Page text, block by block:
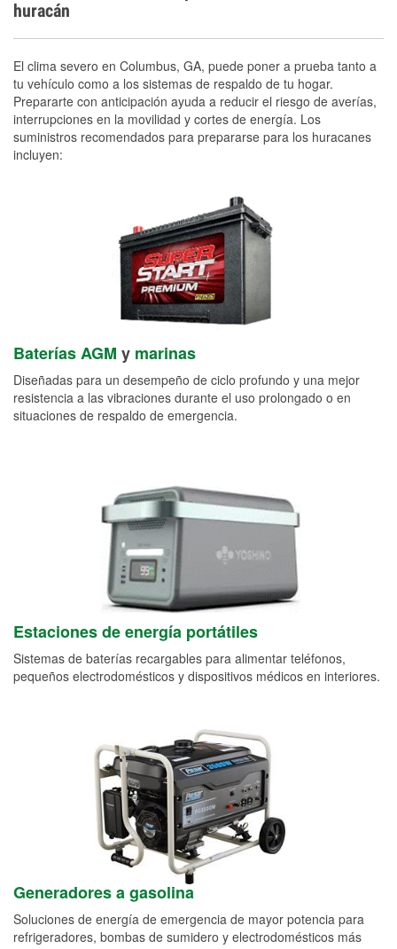
huracán
El clima severo en Columbus, GA, puede poner a prueba tanto a
tu vehículo como a los sistemas de respaldo de tu hogar.
Prepararte con anticipación ayuda a reducir el riesgo de averías,
interrupciones en la movilidad y cortes de energía. Los
suministros recomendados para prepararse para los huracanes
incluyen:
Baterías AGM y marinas
Diseñadas para un desempeño de ciclo profundo y una mejor
resistencia a las vibraciones durante el uso prolongado o en
situaciones de respaldo de emergencia.
Estaciones de energía portátiles
Sistemas de baterías recargables para alimentar teléfonos,
pequeños electrodomésticos y dispositivos médicos en interiores.
Generadores a gasolina
Soluciones de energía de emergencia de mayor potencia para
refrigeradores, bombas de sumidero y electrodomésticos más